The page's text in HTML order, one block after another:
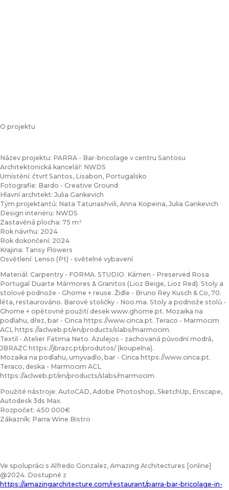
O projektu
Název projektu: PARRA - Bar-bricolage v centru Santosu
Architektonická kancelář: NWDS
Umístění: čtvrť Santos, Lisabon, Portugalsko
Fotografie: Bardo - Creative Ground
Hlavní architekt: Julia Gankevich
Tým projektantů: Nata Tatunashvili, Anna Kopeina, Julia Gankevich
Design interiéru: NWDS
Zastavěná plocha: 75 m²
Rok návrhu: 2024
Rok dokončení: 2024
Krajina: Tansy Flowers
Osvětlení: Lenso (Pt) - světelné vybavení
Materiál: Carpentry - FORMA. STUDIO. Kámen - Preserved Rosa
Portugal Duarte Mármores & Granitos (Lioz Beige, Lioz Red). Stoly a
stolové podnože - Ghome + reuse. Židle - Bruno Rey Kusch & Co, 70.
léta, restaurováno. Barové stoličky - Noo.ma. Stoly a podnože stolů -
Ghome + opětovné použití desek www.ghome.pt. Mozaika na
podlahu, dřez, bar - Cinca https://www.cinca.pt. Teraco - Marmocim
ACL https://aclweb.pt/en/products/slabs/marmocim.
Textil - Atelier Fatima Neto. Azulejos - zachovaná původní modrá,
JBRAZC https://jbrazc.pt/produtos/ (koupelna).
Mozaika na podlahu, umyvadlo, bar - Cinca https://www.cinca.pt.
Teraco, deska - Marmocim ACL
https://aclweb.pt/en/products/slabs/marmocim.
Použité nástroje: AutoCAD, Adobe Photoshop, SketchUp, Enscape,
Autodesk 3ds Max.
Rozpočet: 450 000€
Zákazník: Parra Wine Bistro
Ve spolupráci s Alfredo Gonzalez, Amazing Architectures [online]
@2024. Dostupné z
https://amazingarchitecture.com/restaurant/parra-bar-bricolage-in-